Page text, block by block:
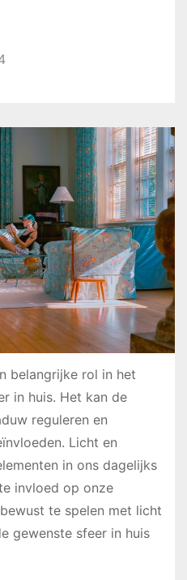
belangrijke rol in het
in huis. Het kan de
reguleren en
Licht en
in ons dagelijks
invloed op onze
te spelen met licht
gewenste sfeer in huis